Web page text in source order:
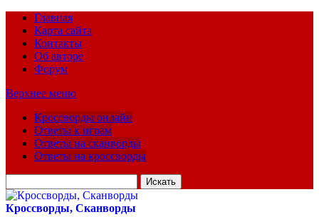
Главная
Карта сайта
Контакты
Об авторе
Форум
Верхнее меню
Кроссворды онлайн
Ответы к играм
Ответы на сканворды
Ответы на кроссворды
для:
Кроссворды, Сканворды